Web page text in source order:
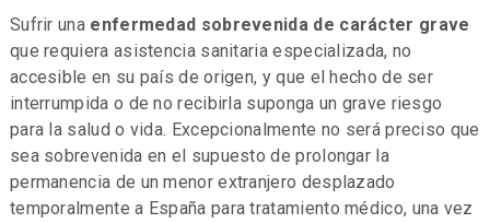
Sufrir una enfermedad sobrevenida de carácter grave
que requiera asistencia sanitaria especializada, no
accesible en su país de origen, y que el hecho de ser
interrumpida o de no recibirla suponga un grave riesgo
para la salud o vida. Excepcionalmente no será preciso que
sea sobrevenida en el supuesto de prolongar la
permanencia de un menor extranjero desplazado
temporalmente a España para tratamiento médico, una vez